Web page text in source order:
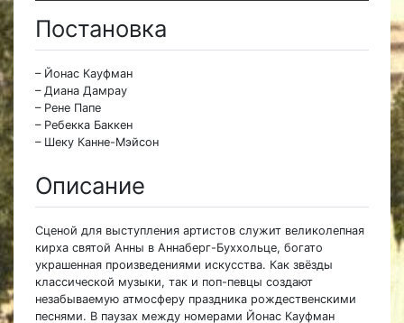
Постановка
– Йонас Кауфман
– Диана Дамрау
– Рене Папе
– Ребекка Баккен
– Шеку Канне-Мэйсон
Описание
Сценой для выступления артистов служит великолепная
кирха святой Анны в Аннаберг-Буххольце, богато
украшенная произведениями искусства. Как звёзды
классической музыки, так и поп-певцы создают
незабываемую атмосферу праздника рождественскими
песнями. В паузах между номерами Йонас Кауфман